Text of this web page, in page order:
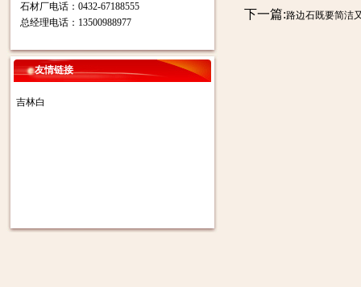
石材厂电话：0432-67188555
总经理电话：13500988977
友情链接
吉林白
下一篇:路边石既要简洁